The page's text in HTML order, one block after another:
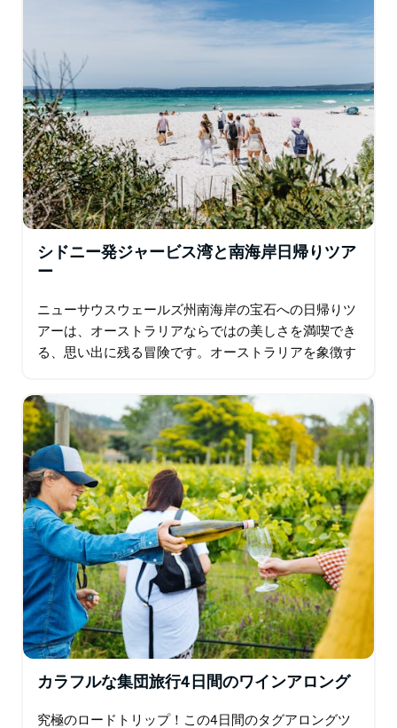
も象徴的な観光地の一つで一日を過ごしたいワイン愛好
家や友人同士に最適です。ツアー中は、ハンターバレー
のワイン造りの伝統について学び、情熱的な地元の生産
者と出会い、この地域の美しい景色を満喫できます。
ハイライト / 含まれるもの：
地元ワイナリー3軒を訪問し、最大20種類のワインを試
飲
特別な醸造の舞台裏ツアー
ワインまたはビール付きの美味しいレストランランチ
100年以上の歴史を持つ家族経営のワイナリーの歴史を
楽しく社交的な雰囲気の少人数制ツアー
シドニー発ジャービス湾と南海岸日帰りツア
ー
ニューサウスウェールズ州南海岸の宝石への日帰りツ
アーは、オーストラリアならではの美しさを満喫でき
る、思い出に残る冒険です。オーストラリアを象徴す
ラックスまで、シドニーからジャービス湾までの旅
は…
カラフルな集団旅行4日間のワインアロング
究極のロードトリップ！この4日間のタグアロングツ